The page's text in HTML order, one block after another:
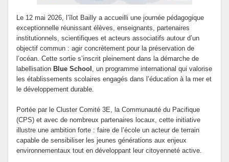
Le 12 mai 2026, l’îlot Bailly a accueilli une journée pédagogique
exceptionnelle réunissant élèves, enseignants, partenaires
institutionnels, scientifiques et acteurs associatifs autour d’un
objectif commun : agir concrètement pour la préservation de
l’océan. Cette sortie s’inscrit pleinement dans la démarche de
labellisation Blue School
, un programme international qui valorise
les établissements scolaires engagés dans l’éducation à la mer et
le développement durable.
Portée par le Cluster Comité 3E, la Communauté du Pacifique
(CPS) et avec de nombreux partenaires locaux, cette initiative
illustre une ambition forte : faire de l’école un acteur de terrain
capable de sensibiliser les jeunes générations aux enjeux
environnementaux tout en développant leur citoyenneté active.